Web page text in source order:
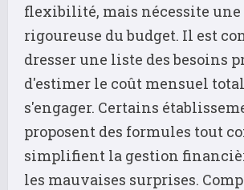
flexibilité, mais nécessite une
rigoureuse du budget. Il est
dresser une liste des besoins
d'estimer le coût mensuel
s'engager. Certains
proposent des formules tout
simplifient la gestion
les mauvaises surprises.